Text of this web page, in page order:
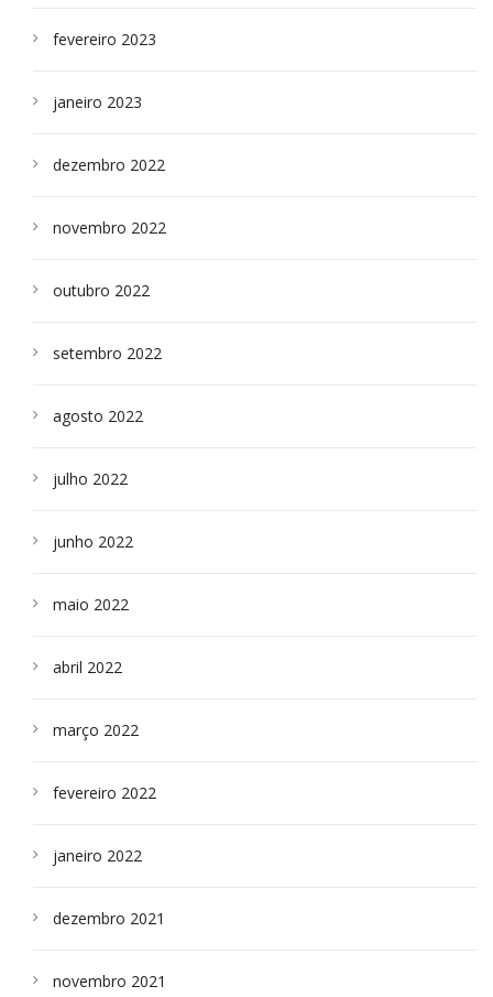
fevereiro 2023
janeiro 2023
dezembro 2022
novembro 2022
outubro 2022
setembro 2022
agosto 2022
julho 2022
junho 2022
maio 2022
abril 2022
março 2022
fevereiro 2022
janeiro 2022
dezembro 2021
novembro 2021